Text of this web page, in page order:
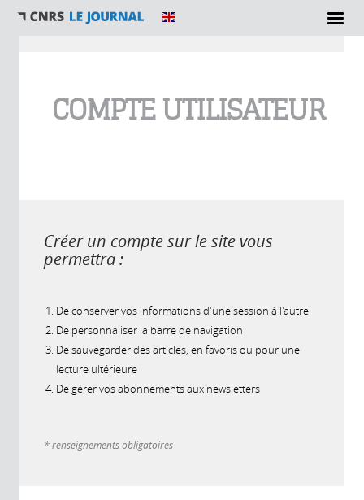
COMPTE UTILISATEUR
Créer un compte sur le site vous
permettra :
De conserver vos informations d'une session à l'autre
De personnaliser la barre de navigation
De sauvegarder des articles, en favoris ou pour une
lecture ultérieure
De gérer vos abonnements aux newsletters
* renseignements obligatoires